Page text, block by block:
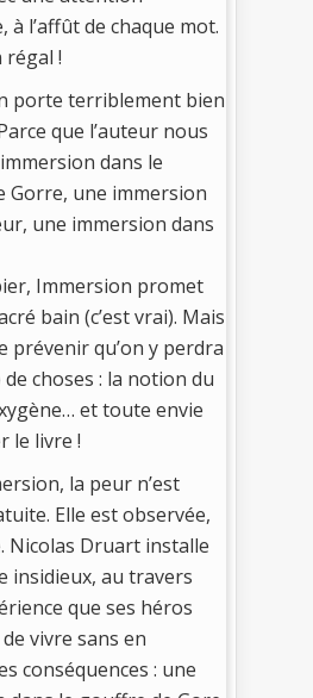
à l’affût de chaque mot.
régal !
porte terriblement bien
que l’auteur nous
dans le
Gorre, une immersion
une immersion dans
Immersion promet
bain (c’est vrai). Mais
prévenir qu’on y perdra
choses : la notion du
et toute envie
le livre !
la peur n’est
Elle est observée,
Nicolas Druart installe
insidieux, au travers
que ses héros
vivre sans en
conséquences : une